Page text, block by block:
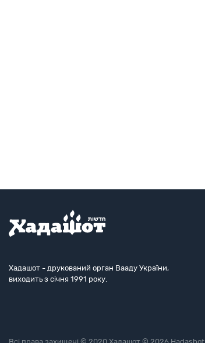
Хадашот - друкований орган Вааду України,
виходить з січня 1991 року.